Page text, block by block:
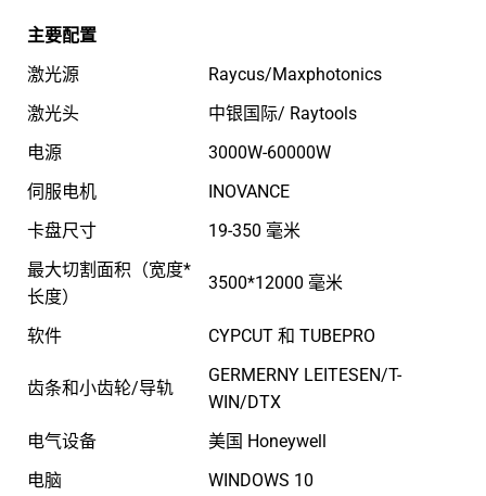
主要配置
激光源
Raycus/Maxphotonics
激光头
中银国际/ Raytools
电源
3000W-60000W
伺服电机
INOVANCE
卡盘尺寸
19-350 毫米
最大切割面积（宽度*
长度）
3500*12000 毫米
软件 CYPCUT 和 TUBEPRO
齿条和小齿轮/导轨
GERMERNY LEITESEN/T-
WIN/DTX
电气设备
美国 Honeywell
电脑
WINDOWS 10